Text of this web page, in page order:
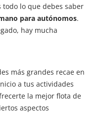
lo que debes saber
para autónomos.
hay mucha
más grandes recae en
a tus actividades
la mejor flota de
aspectos